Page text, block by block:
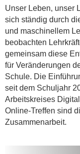
Unser Leben, unser
sich ständig durch
und maschinellem
beobachten
gemeinsam diese
für Veränderungen
Schule. Die
seit dem Schuljahr
Arbeitskreises
Online-Treffen sind
Zusammenarbeit.